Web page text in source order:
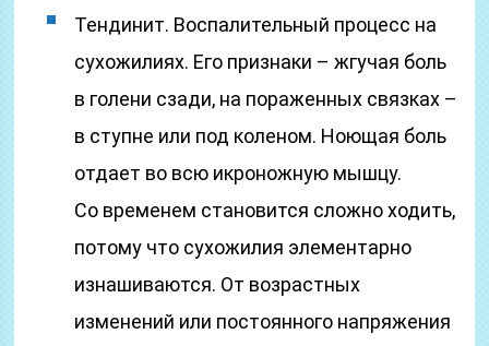
Тендинит. Воспалительный процесс на
сухожилиях. Его признаки – жгучая боль
в голени сзади, на пораженных связках –
в ступне или под коленом. Ноющая боль
отдает во всю икроножную мышцу.
Со временем становится сложно ходить,
потому что сухожилия элементарно
изнашиваются. От возрастных
изменений или постоянного напряжения